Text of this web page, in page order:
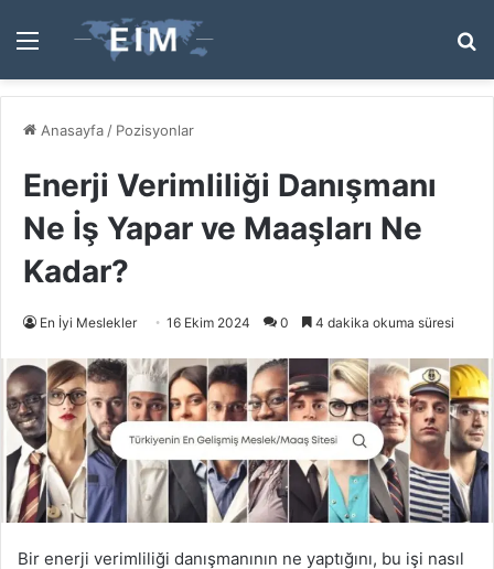
Menü
...
Anasayfa / Pozisyonlar
Enerji Verimliliği Danışmanı
Ne İş Yapar ve Maaşları Ne
Kadar?
En İyi Meslekler 16 Ekim 2024 0 4 dakika okuma süresi
Bir enerji verimliliği danışmanının ne yaptığını, bu işi nasıl